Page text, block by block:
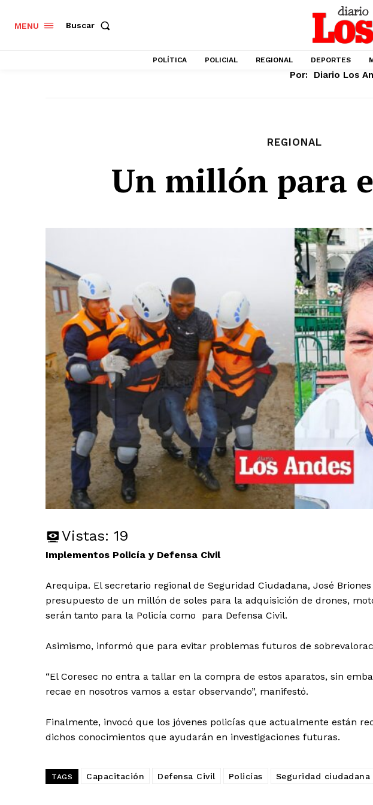
MENU Buscar
POLÍTICA POLICIAL REGIONAL DEPORTES
Por: Diario Los
REGIONAL
Un millón para
Vistas: 19
Implementos Policía y Defensa Civil
Arequipa. El secretario regional de Seguridad Ciudadana, José
presupuesto de un millón de soles para la adquisición de drones,
serán tanto para la Policía como para Defensa Civil.
Asimismo, informó que para evitar problemas futuros de
“El Coresec no entra a tallar en la compra de estos aparatos, sin
recae en nosotros vamos a estar observando”, manifestó.
Finalmente, invocó que los jóvenes policías que actualmente están
dichos conocimientos que ayudarán en investigaciones futuras.
TAGS Capacitación Defensa Civil Policías Seguridad ciudadana